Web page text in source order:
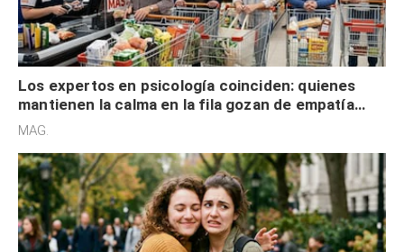
Los expertos en psicología coinciden: quienes
mantienen la calma en la fila gozan de empatía
cognitiva, gratitud y no solo tienen autocontrol
MAG.